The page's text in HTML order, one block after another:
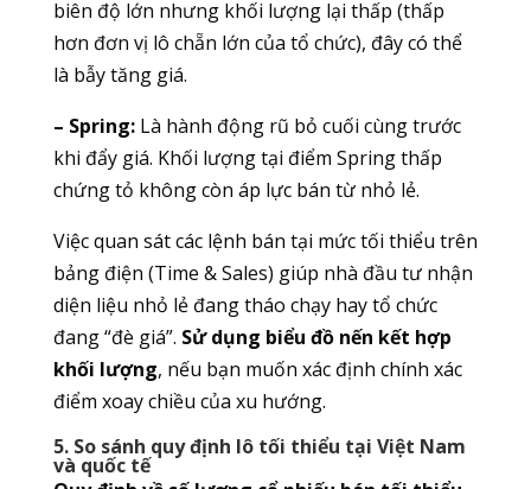
biên độ lớn nhưng khối lượng lại thấp (thấp
hơn đơn vị lô chẵn lớn của tổ chức), đây có thể
là bẫy tăng giá.
– Spring:Là hành động rũ bỏ cuối cùng trước
khi đẩy giá. Khối lượng tại điểm Spring thấp
chứng tỏ không còn áp lực bán từ nhỏ lẻ.
Việc quan sát các lệnh bán tại mức tối thiểu trên
bảng điện (Time & Sales) giúp nhà đầu tư nhận
diện liệu nhỏ lẻ đang tháo chạy hay tổ chức
đang “đè giá”. Sử dụng biểu đồ nến kết hợp
khối lượng, nếu bạn muốn xác định chính xác
điểm xoay chiều của xu hướng.
5. So sánh quy định lô tối thiểu tại Việt Nam
và quốc tế